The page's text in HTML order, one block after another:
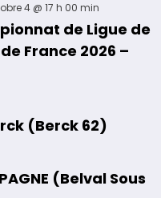
4 @ 17 h 00 min
de Ligue de
France 2026 –
(Berck 62)
(Belval Sous